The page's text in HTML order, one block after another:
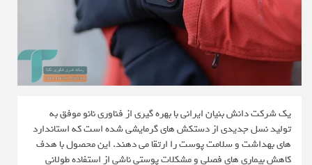
یک شرکت دانش بنیان ایرانی با بهره گیری از فناوری نانو موفق به
تولید نسل جدیدی از دستکش های گرمایشی شده است که استاندارد
های بهداشت و سلامت پوست را ارتقا می دهند. این محصول با هدف
کاهش بیماری های فصلی و مشکلات پوستی ناشی از استفاده طولانی